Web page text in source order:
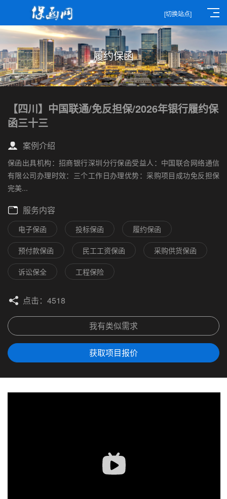
[切换站点]
履约保函
【四川】中国联通/免反担保/2026年银行履约保
函三十三
案例介绍
保函出具机构：招商银行深圳分行保函受益人：中国联合网络通信
有限公司办理时效：三个工作日办理优势：采购项目成功免反担保
完美...
服务内容
电子保函 投标保函 履约保函
预付款保函 民工工资保函 采购供货保函
诉讼保全 工程保险
点击：4518
我有类似需求
获取项目报价